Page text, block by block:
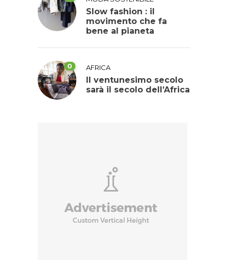
Slow fashion : il
movimento che fa
bene al pianeta
0 AFRICA
Il ventunesimo secolo
sarà il secolo dell’Africa